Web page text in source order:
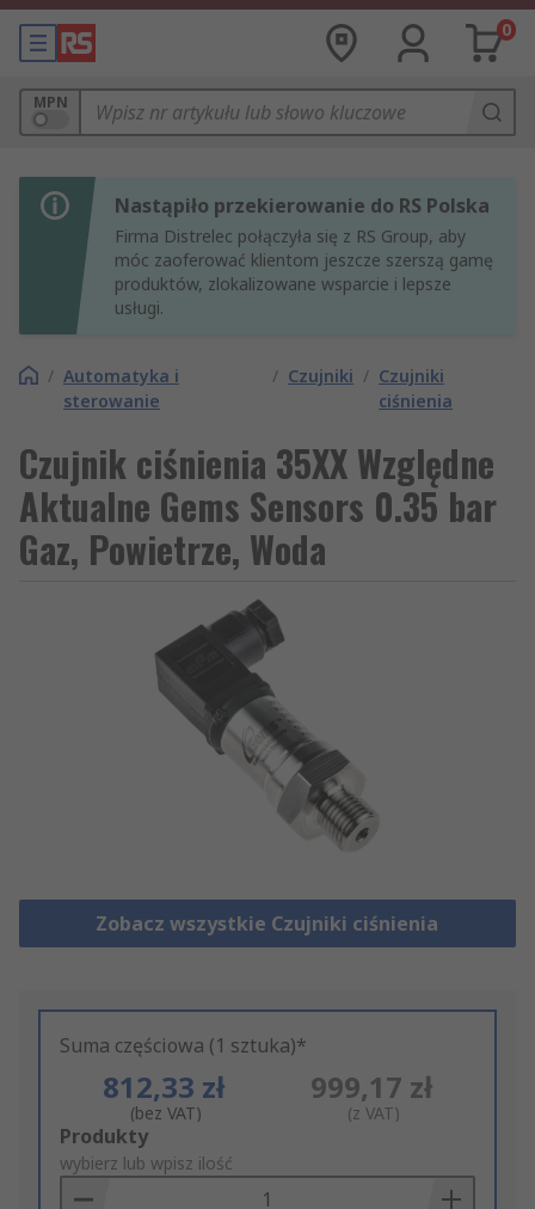
0
MPN
Nastąpiło przekierowanie do RS Polska
Firma Distrelec połączyła się z RS Group, aby
móc zaoferować klientom jeszcze szerszą gamę
produktów, zlokalizowane wsparcie i lepsze
usługi.
/ Automatyka i
sterowanie
/ Czujniki / Czujniki
ciśnienia
Czujnik ciśnienia 35XX Względne
Aktualne Gems Sensors 0.35 bar
Gaz, Powietrze, Woda
Zobacz wszystkie Czujniki ciśnienia
Suma częściowa (1 sztuka)*
812,33 zł
(bez VAT)
999,17 zł
(z VAT)
Add
to
Basket
Produkty
wybierz lub wpisz ilość